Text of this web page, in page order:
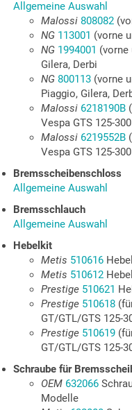
Allgemeine Auswahl
Malossi 808082
NG 113001 (vorne
NG 1994001 (vorne
Gilera, Derbi
NG 800113 (vorne
Piaggio, Gilera,
Malossi 6218190B
Vespa GTS 125-300
Malossi 6219552B
Vespa GTS 125-
Bremsscheibenschloss
Allgemeine Auswahl
Bremsschlauch
Allgemeine Auswahl
Hebelkit
Metis 510616
Metis 510612
Prestige 510621
Prestige 510618
GT/GTL/GTS 125-
Prestige 510619
GT/GTL/GTS 125-
Schraube für
OEM 632066
Modelle